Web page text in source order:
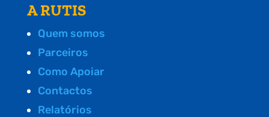
A RUTIS
Quem somos
Parceiros
Como Apoiar
Contactos
Relatórios